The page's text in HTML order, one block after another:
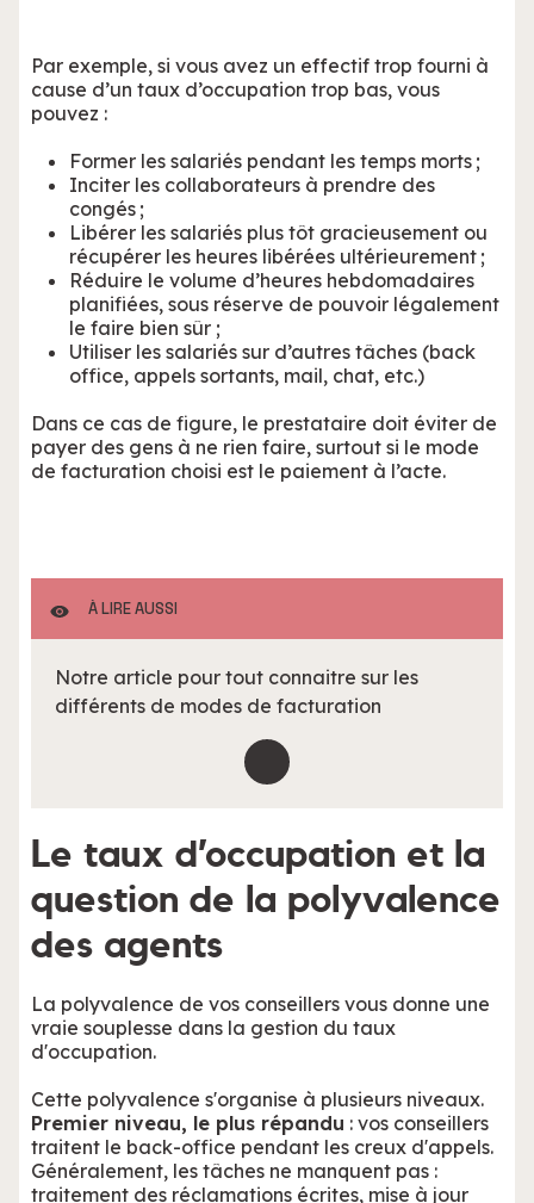
Par exemple, si vous avez un effectif trop fourni à
cause d’un taux d’occupation trop bas, vous
pouvez :
Former les salariés pendant les temps morts ;
Inciter les collaborateurs à prendre des
congés ;
Libérer les salariés plus tôt gracieusement ou
récupérer les heures libérées ultérieurement ;
Réduire le volume d’heures hebdomadaires
planifiées, sous réserve de pouvoir légalement
le faire bien sûr ;
Utiliser les salariés sur d’autres tâches (back
office, appels sortants, mail, chat, etc.)
Dans ce cas de figure, le prestataire doit éviter de
payer des gens à ne rien faire, surtout si le mode
de facturation choisi est le paiement à l’acte.
À LIRE AUSSI
Notre article pour tout connaitre sur les
différents de modes de facturation
Le taux d’occupation et la
question de la polyvalence
des agents
La polyvalence de vos conseillers vous donne une
vraie souplesse dans la gestion du taux
d'occupation.
Cette polyvalence s'organise à plusieurs niveaux.
Premier niveau, le plus répandu : vos conseillers
traitent le back-office pendant les creux d'appels.
Généralement, les tâches ne manquent pas :
traitement des réclamations écrites, mise à jour